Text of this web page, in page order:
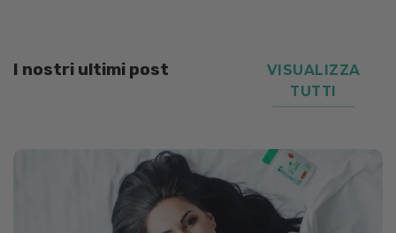
I nostri ultimi post
VISUALIZZA
TUTTI